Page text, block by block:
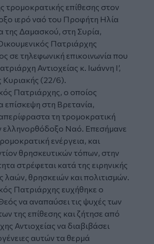
τρομοκρατικής επίθεσης στον
ιερό ναό του Προφήτη Ηλία
της Δαμασκού, στη Συρία,
Πατριάρχης
σε τηλεφωνική επικοινωνία που
Αντιοχείας κ. Ιωάννη Ι’,
Κυριακής (22/6).
Πατριάρχης, ο οποίος
επίσκεψη στη Βρετανία,
τη τρομοκρατική
ελληνορθόδοξο Ναό. Επεσήμανε
ενέργεια, και
θρησκευτικών τόπων, στην
στρέφεται κατά της ειρηνικής
λαών, θρησκειών και πολιτισμών.
Πατριάρχης ευχήθηκε ο
να αναπαύσει τις ψυχές των
της επίθεσης και ζήτησε από
Αντιοχείας να διαβιβάσει
αυτών τα θερμά